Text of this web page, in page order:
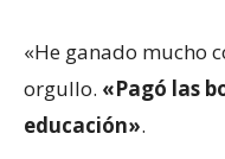
«He ganado mucho
orgullo. «Pagó las
educación».